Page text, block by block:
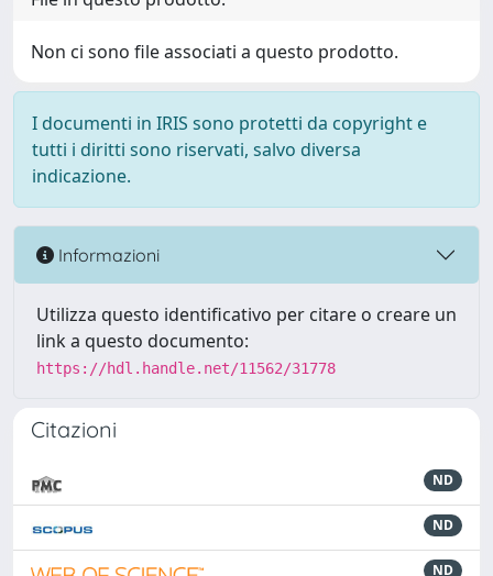
Non ci sono file associati a questo prodotto.
I documenti in IRIS sono protetti da copyright e
tutti i diritti sono riservati, salvo diversa
indicazione.
Informazioni
Utilizza questo identificativo per citare o creare un
link a questo documento:
https://hdl.handle.net/11562/31778
Citazioni
ND
ND
ND